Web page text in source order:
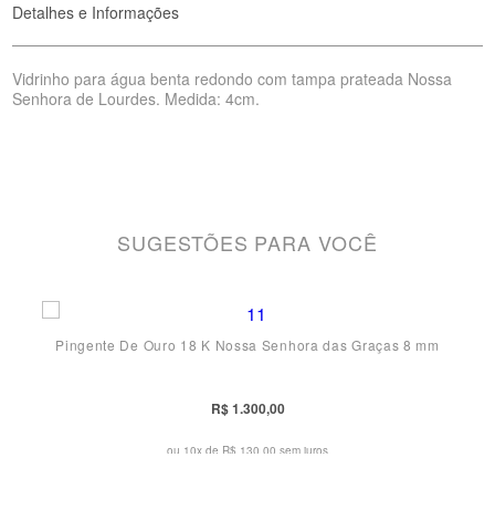
Detalhes e Informações
Vidrinho para água benta redondo com tampa prateada Nossa
Senhora de Lourdes. Medida: 4cm.
SUGESTÕES PARA VOCÊ
Pingente De Ouro 18 K Nossa Senhora das Graças 8 mm
R$ 1.300,00
ou 10x de R$ 130,00 sem juros